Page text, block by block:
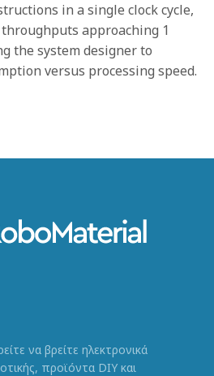
in a single clock cycle,
approaching 1
the system designer to
versus processing speed.
να βρείτε ηλεκτρονικά
προϊόντα DIY και